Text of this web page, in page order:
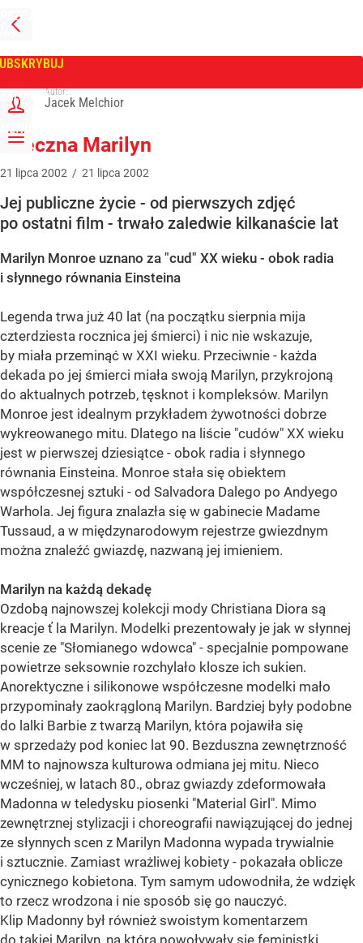
PRZEJDŹ
NA
GŁÓWNĄ
ZALOGUJ
MENU
Tygodnik Wprost
Autor:
Jacek Melchior
Wieczna Marilyn
21 lipca 2002 / 21 lipca 2002
Jej publiczne życie - od pierwszych zdjęć
po ostatni film - trwało zaledwie kilkanaście lat
Marilyn Monroe uznano za "cud" XX wieku - obok radia
i słynnego równania Einsteina
Legenda trwa już 40 lat (na początku sierpnia mija
czterdziesta rocznica jej śmierci) i nic nie wskazuje,
by miała przeminąć w XXI wieku. Przeciwnie - każda
dekada po jej śmierci miała swoją Marilyn, przykrojoną
do aktualnych potrzeb, tęsknot i kompleksów. Marilyn
Monroe jest idealnym przykładem żywotności dobrze
wykreowanego mitu. Dlatego na liście "cudów" XX wieku
jest w pierwszej dziesiątce - obok radia i słynnego
równania Einsteina. Monroe stała się obiektem
współczesnej sztuki - od Salvadora Dalego po Andyego
Warhola. Jej figura znalazła się w gabinecie Madame
Tussaud, a w międzynarodowym rejestrze gwiezdnym
można znaleźć gwiazdę, nazwaną jej imieniem.
Marilyn na każdą dekadę
Ozdobą najnowszej kolekcji mody Christiana Diora są
kreacje ť la Marilyn. Modelki prezentowały je jak w słynnej
scenie ze "Słomianego wdowca" - specjalnie pompowane
powietrze seksownie rozchylało klosze ich sukien.
Anorektyczne i silikonowe współczesne modelki mało
przypominały zaokrągloną Marilyn. Bardziej były podobne
do lalki Barbie z twarzą Marilyn, która pojawiła się
w sprzedaży pod koniec lat 90. Bezduszna zewnętrzność
MM to najnowsza kulturowa odmiana jej mitu. Nieco
wcześniej, w latach 80., obraz gwiazdy zdeformowała
Madonna w teledysku piosenki "Material Girl". Mimo
zewnętrznej stylizacji i choreografii nawiązującej do jednej
ze słynnych scen z Marilyn Madonna wypada trywialnie
i sztucznie. Zamiast wrażliwej kobiety - pokazała oblicze
cynicznego kobietona. Tym samym udowodniła, że wdzięk
to rzecz wrodzona i nie sposób się go nauczyć.
Klip Madonny był również swoistym komentarzem